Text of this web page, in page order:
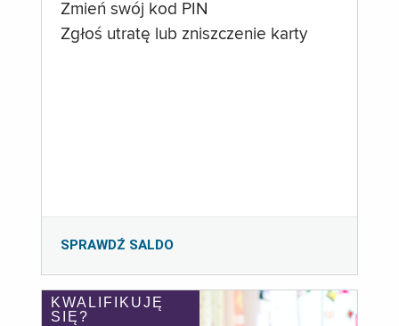
Zmień swój kod PIN
Zgłoś utratę lub zniszczenie karty
SPRAWDŹ SALDO
KWALIFIKUJĘ
SIĘ?